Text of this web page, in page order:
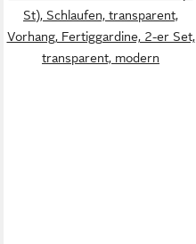
St), Schlaufen, transparent,
Vorhang, Fertiggardine, 2-er Set,
transparent, modern